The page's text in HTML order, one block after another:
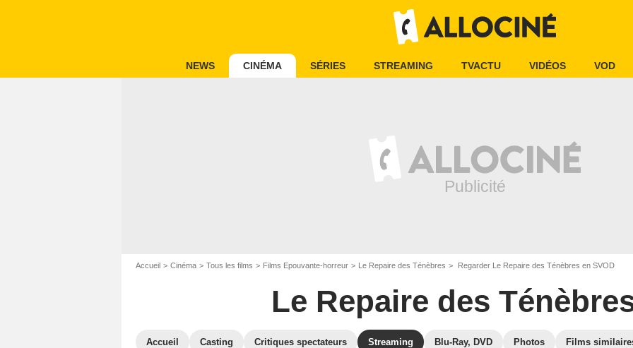
NEWS CINÉMA SÉRIES STREAMING TVACTU VIDÉOS VOD
Accueil Cinéma Tous les films Films Epouvante-horreur Le Repaire des Ténèbres Regarder Le Repaire des Ténèbres en SVOD
Le Repaire des
Accueil Casting Critiques spectateurs Streaming Blu-Ray, DVD Photos Films